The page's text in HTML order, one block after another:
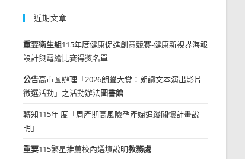
近期文章
重要衛生組115年度健康促進創意競賽-健康新視界海報
設計與電繪比賽得獎名單
公告高市圖辦理「2026朗聲大賞：朗讀文本演出影片
徵選活動」之活動辦法圖書館
轉知115年 度「周產期高風險孕產婦追蹤關懷計畫說
明」
重要115繁星推薦校內選填說明教務處